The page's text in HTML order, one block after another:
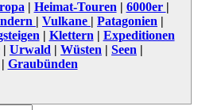
| Heimat-Touren | 6000er |
| Vulkane | Patagonien |
| Klettern | Expeditionen
| Urwald | Wüsten | Seen |
| Graubünden